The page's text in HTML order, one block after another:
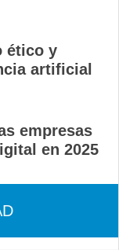
ético y
artificial
empresas
en 2025